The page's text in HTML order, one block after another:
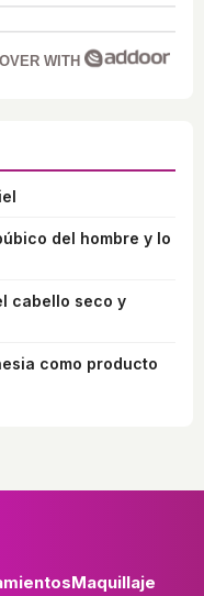
WITH
del hombre y lo
cabello seco y
como producto
Maquillaje